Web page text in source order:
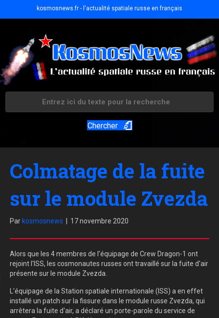
kosmosnews.fr - l'actualité spatiale russe en français
Chercher
Colmatage de la fuite
sur le module Zvezda
Par kosmosnews 17 novembre 2020
Alors que les 4 membres de l'équipage de Crew Dragon-1 ont
rejoint l'ISS, les cosmonautes russes ont travaillé sur la fuite d'air
présente sur le module Zvezda.
L'équipage de la Station spatiale internationale (ISS) a en effet
installé un patch sur la fissure dans le module russe Zvezda, qui
arrêtera la fuite d'air, a déclaré un porte-parole du service de